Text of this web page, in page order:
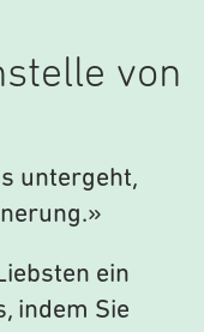
von
untergeht,
ein
indem Sie